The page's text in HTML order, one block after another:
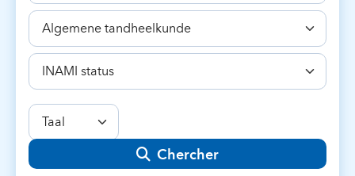
Bekwaamheid
INAMI
status
Taal
Chercher